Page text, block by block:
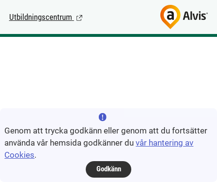
Utbildningscentrum (Länk till extern sida.)
Genom att trycka godkänn eller genom att du fortsätter
använda vår hemsida godkänner duvår hantering av
Cookies.
Godkänn